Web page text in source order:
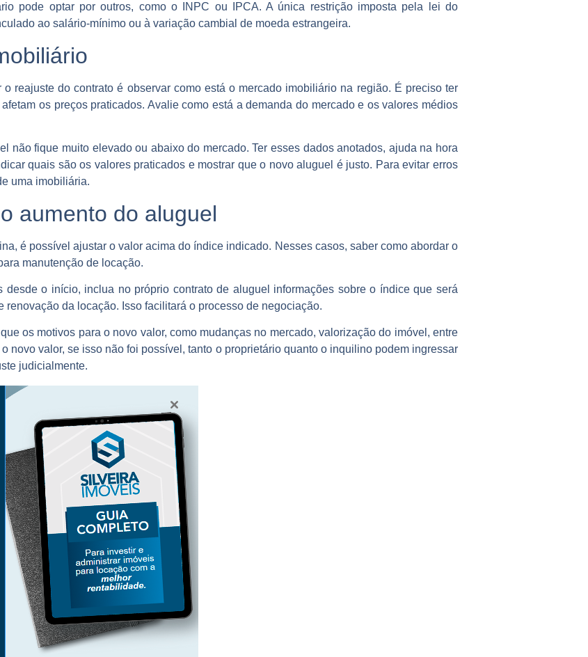
pode optar por outros, como o INPC ou IPCA. A única restrição imposta pela lei do
ao salário-mínimo ou à variação cambial de moeda estrangeira.
reajuste do contrato é observar como está o mercado imobiliário na região. É preciso ter
os preços praticados. Avalie como está a demanda do mercado e os valores médios
não fique muito elevado ou abaixo do mercado. Ter esses dados anotados, ajuda na hora
quais são os valores praticados e mostrar que o novo aluguel é justo. Para evitar erros
uma imobiliária.
aumento do aluguel
é possível ajustar o valor acima do índice indicado. Nesses casos, saber como abordar o
manutenção de locação.
desde o início, inclua no próprio contrato de aluguel informações sobre o índice que será
da locação. Isso facilitará o processo de negociação.
os motivos para o novo valor, como mudanças no mercado, valorização do imóvel, entre
novo valor, se isso não foi possível, tanto o proprietário quanto o inquilino podem ingressar
judicialmente.